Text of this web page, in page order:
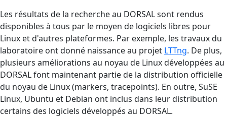
Les résultats de la recherche au DORSAL sont rendus
disponibles à tous par le moyen de logiciels libres pour
Linux et d'autres plateformes. Par exemple, les travaux du
laboratoire ont donné naissance au projet LTTng. De plus,
plusieurs améliorations au noyau de Linux développées au
DORSAL font maintenant partie de la distribution officielle
du noyau de Linux (markers, tracepoints). En outre, SuSE
Linux, Ubuntu et Debian ont inclus dans leur distribution
certains des logiciels développés au DORSAL.